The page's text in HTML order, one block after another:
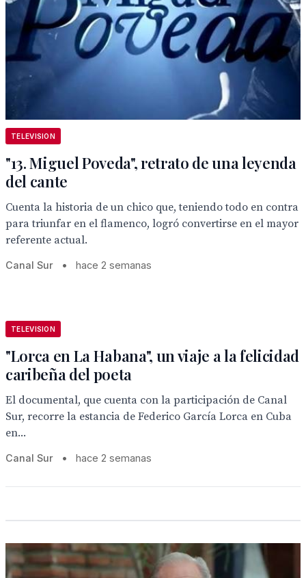
TELEVISION
"13. Miguel Poveda", retrato de una leyenda
del cante
Cuenta la historia de un chico que, teniendo todo en contra
para triunfar en el flamenco, logró convertirse en el mayor
referente actual.
Canal Sur • hace 2 semanas
TELEVISION
"Lorca en La Habana", un viaje a la felicidad
caribeña del poeta
El documental, que cuenta con la participación de Canal
Sur, recorre la estancia de Federico García Lorca en Cuba
en...
Canal Sur • hace 2 semanas